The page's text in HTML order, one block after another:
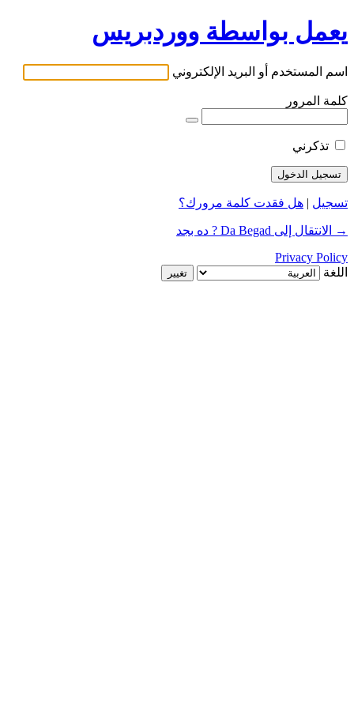
يعمل بواسطة ووردبريس
اسم المستخدم أو البريد الإلكتروني
كلمة المرور
تذكرني
تسجيل | هل فقدت كلمة مرورك؟
→ الانتقال إلى Da Begad ? ده بجد
Privacy Policy
اللغة